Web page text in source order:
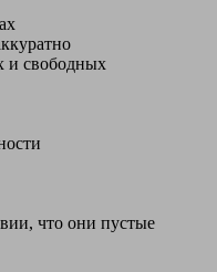
и свободных
что они пустые